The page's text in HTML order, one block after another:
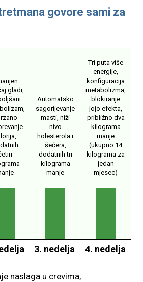
govore sami za
gladi,
Automatsko
sagorijevanje
masti, niži
nivo
holesterola i
šećera,
dodatnih tri
kilograma
manje
Tri puta više
energije,
konfiguracija
metabolizma,
blokiranje
jojo efekta,
približno dva
kilograma
manje
(ukupno 14
kilograma za
jedan
mjesec)
3. nedelja 4. nedelja
naslaga u crevima,